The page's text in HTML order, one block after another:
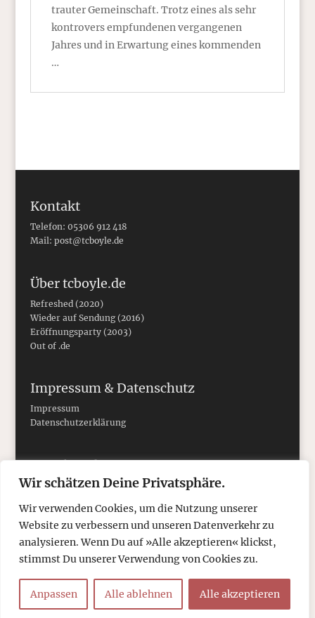
Wir schätzen Deine Privatsphäre.
Wir verwenden Cookies, um die Nutzung unserer
Website zu verbessern und unseren Datenverkehr zu
analysieren. Wenn Du auf »Alle akzeptieren« klickst,
stimmst Du unserer Verwendung von Cookies zu.
Anpassen Alle ablehnen Alle akzeptieren
trauter Gemeinschaft. Trotz eines als sehr
kontrovers empfundenen vergangenen
Jahres und in Erwartung eines kommenden
…
Kontakt
Telefon: 05306 912 418
Mail: post@tcboyle.de
Über tcboyle.de
Refreshed (2020)
Wieder auf Sendung (2016)
Eröffnungsparty (2003)
Out of .de
Impressum & Datenschutz
Impressum
Datenschutzerklärung
Social Media